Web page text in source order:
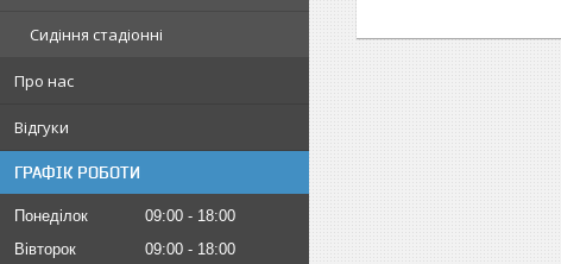
Сидіння стадіонні
Про нас
Відгуки
ГРАФІК РОБОТИ
Понеділок 09:00
18:00
Вівторок
09:00
18:00